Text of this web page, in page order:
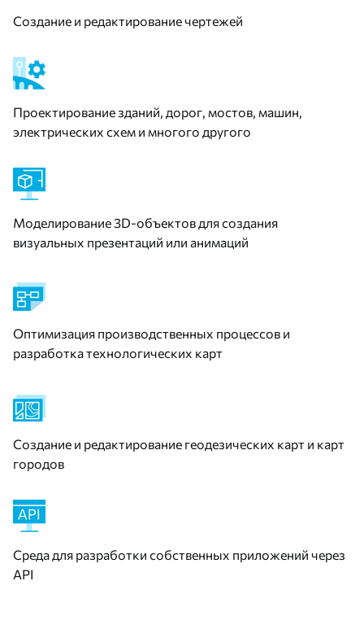
Создание и редактирование чертежей
Проектирование зданий, дорог, мостов, машин,
электрических схем и многого другого
Моделирование 3D-объектов для создания
визуальных презентаций или анимаций
Оптимизация производственных процессов и
разработка технологических карт
Создание и редактирование геодезических карт и карт
городов
Среда для разработки собственных приложений через
API